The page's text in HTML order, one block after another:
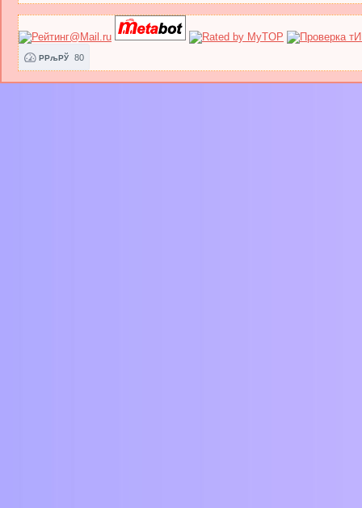
РРљРЎ 80